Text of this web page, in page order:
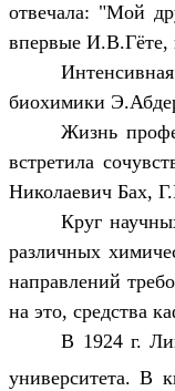
отвечала: "Мой
впервые И.В.Гёте,
биохимики
Жизнь
встретила
Николаевич Бах,
Круг
различных
направлений
на это, средства
В 1924 г.
университета. В